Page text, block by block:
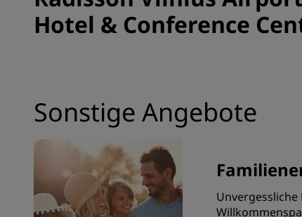
Hotel & Conference
Sonstige Angebote